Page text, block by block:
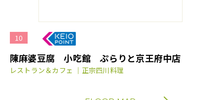
10
陳麻婆豆腐 小吃館 ぷらりと京王府中店
レストラン＆カフェ ｜正宗四川料理